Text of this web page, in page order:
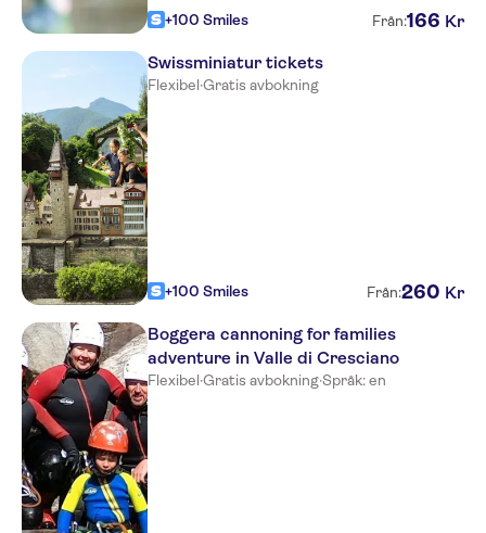
+100 Smiles Från:166 Kr
Swissminiatur tickets
Flexibel·Gratis avbokning
+100 Smiles Från:260 Kr
Boggera cannoning for families
adventure in Valle di Cresciano
Flexibel·Gratis avbokning·Språk: en